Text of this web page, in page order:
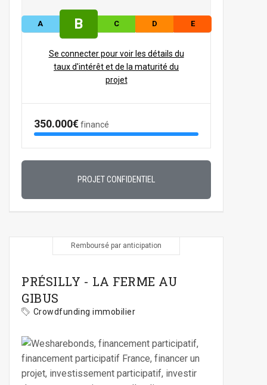
A B C D E
Se connecter pour voir les détails du
taux d'intérêt et de la maturité du
projet
350.000€financé
PROJET CONFIDENTIEL
Remboursé par anticipation
PRÉSILLY - LA FERME AU
GIBUS
Crowdfunding immobilier